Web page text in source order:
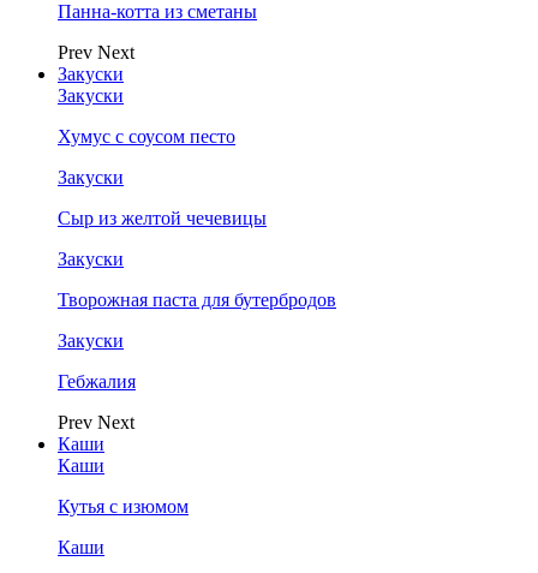
Панна-котта из сметаны
Prev Next
Закуски
Закуски
Хумус с соусом песто
Закуски
Сыр из желтой чечевицы
Закуски
Творожная паста для бутербродов
Закуски
Гебжалия
Prev Next
Каши
Каши
Кутья с изюмом
Каши